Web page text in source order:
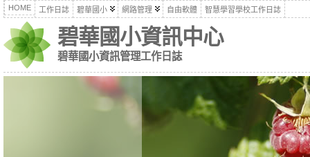
HOME 工作日誌 碧華國小 網路管理 自由軟體 智慧學習學校工作日誌
碧華國小資訊中心
碧華國小資訊管理工作日誌